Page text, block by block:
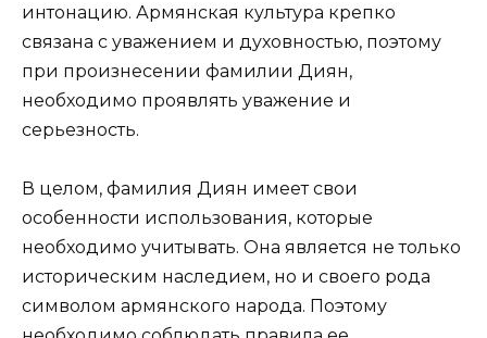
интонацию. Армянская культура крепко
связана с уважением и духовностью, поэтому
при произнесении фамилии Диян,
необходимо проявлять уважение и
серьезность.
В целом, фамилия Диян имеет свои
особенности использования, которые
необходимо учитывать. Она является не только
историческим наследием, но и своего рода
символом армянского народа. Поэтому